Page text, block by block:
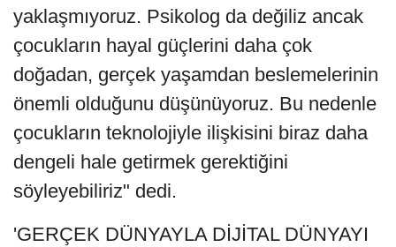
yaklaşmıyoruz. Psikolog da değiliz ancak
çocukların hayal güçlerini daha çok
doğadan, gerçek yaşamdan beslemelerinin
önemli olduğunu düşünüyoruz. Bu nedenle
çocukların teknolojiyle ilişkisini biraz daha
dengeli hale getirmek gerektiğini
söyleyebiliriz" dedi.
'GERÇEK DÜNYAYLA DİJİTAL DÜNYAYI